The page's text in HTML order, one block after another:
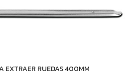
EXTRAER RUEDAS 400MM